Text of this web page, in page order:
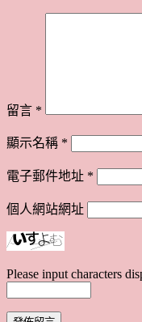
留言 *
顯示名稱 *
電子郵件地址 *
個人網站網址
Please input characters